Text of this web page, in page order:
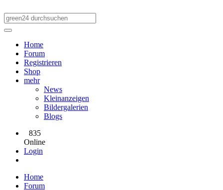
Home
Forum
Registrieren
Shop
mehr
News
Kleinanzeigen
Bildergalerien
Blogs
835
Online
Login
Home
Forum